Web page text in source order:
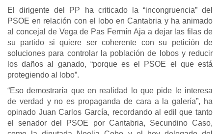
El dirigente del PP ha criticado la “incongruencia” del
PSOE en relación con el lobo en Cantabria y ha animado
al concejal de Vega de Pas Fermín Aja a dejar las filas de
su partido si quiere ser coherente con su petición de
soluciones para controlar la población de lobos y reducir
los daños al ganado, “porque es el PSOE el que está
protegiendo al lobo”.
“Eso demostraría que en realidad lo que pide le interesa
de verdad y no es propaganda de cara a la galería”, ha
opinado Juan Carlos García, recordando al edil que tanto
el senador del PSOE por Cantabria, Secundino Caso,